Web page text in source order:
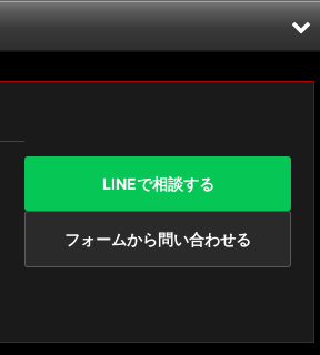
LINEで相談する
フォームから問い合わせる